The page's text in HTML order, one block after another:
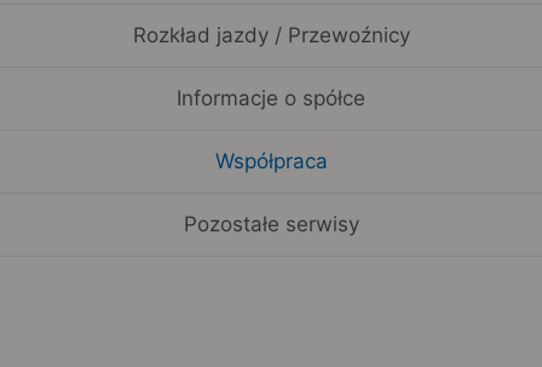
Rozkład jazdy / Przewoźnicy
Informacje o spółce
Współpraca
Pozostałe serwisy